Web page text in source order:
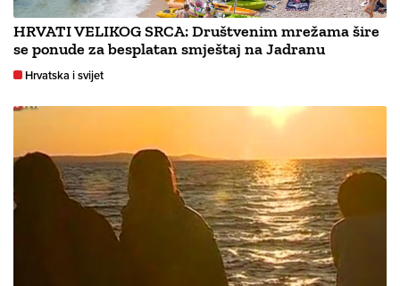
HRVATI VELIKOG SRCA: Društvenim mrežama šire
se ponude za besplatan smještaj na Jadranu
Hrvatska i svijet